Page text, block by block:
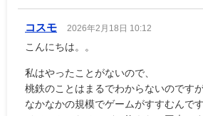
コスモ 2026年2月18日 10:12
こんにちは。。
私はやったことがないので、
桃鉄のことはまるでわからないのですが
なかなかの規模でゲームがすすむんで